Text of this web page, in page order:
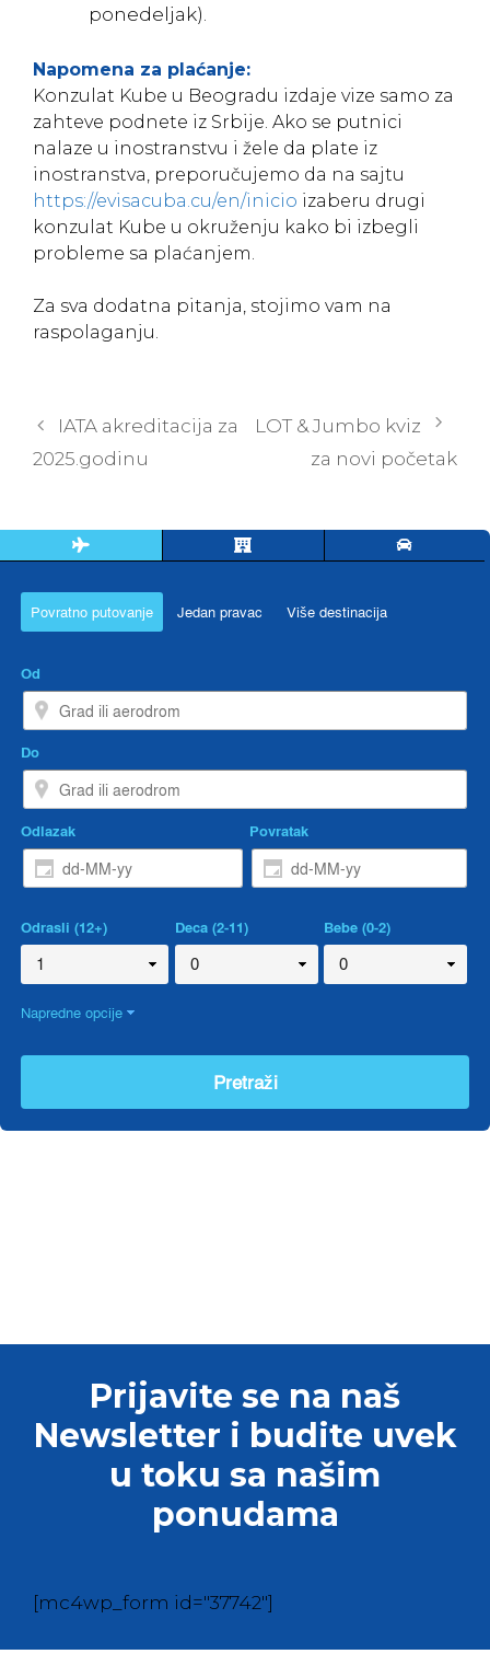
ponedeljak).
Napomena za plaćanje:
Konzulat Kube u Beogradu izdaje vize samo za
zahteve podnete iz Srbije. Ako se putnici
nalaze u inostranstvu i žele da plate iz
inostranstva, preporučujemo da na sajtu
https://evisacuba.cu/en/inicio izaberu drugi
konzulat Kube u okruženju kako bi izbegli
probleme sa plaćanjem.
Za sva dodatna pitanja, stojimo vam na
raspolaganju.
Post
navigation
LOT & Jumbo kviz
za novi početak
IATA akreditacija za
2025.godinu
Prijavite se na naš
Newsletter i budite uvek
u toku sa našim
ponudama
[mc4wp_form id="37742"]